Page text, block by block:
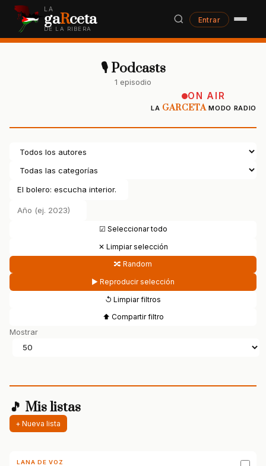
LA
gaRceta
DE LA RIBERA
Entrar
🎙 Podcasts
1 episodio
ON AIR
LA GARCETAMODO RADIO
☑ Seleccionar todo
✕ Limpiar selección
🔀 Random
▶ Reproducir selección
↺ Limpiar filtros
⬆ Compartir filtro
Mostrar
🎵 Mis listas
+ Nueva lista
LANA DE VOZ